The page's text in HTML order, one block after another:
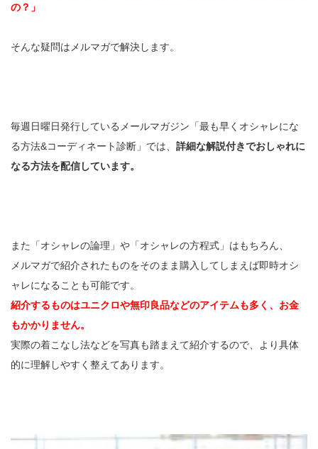
の？」
そんな疑問はメルマガで解決します。
毎週日曜日発行しているメールマガジン「最も早くオシャレにな
る方法&コーディネート診断」では、 詳細な解説付きでおしゃれに
なる方法を配信しています。
また「オシャレの論理」や「オシャレの方程式」はもちろん、
メルマガで紹介されたものをそのまま購入してしまえば即時オシ
ャレになることも可能です。
紹介するものはユニクロや無印良品などのアイテムも多く、お金
もかかりません。
実際の着こなし法などを写真も踏まえて紹介するので、より具体
的に理解しやすく整えてあります。